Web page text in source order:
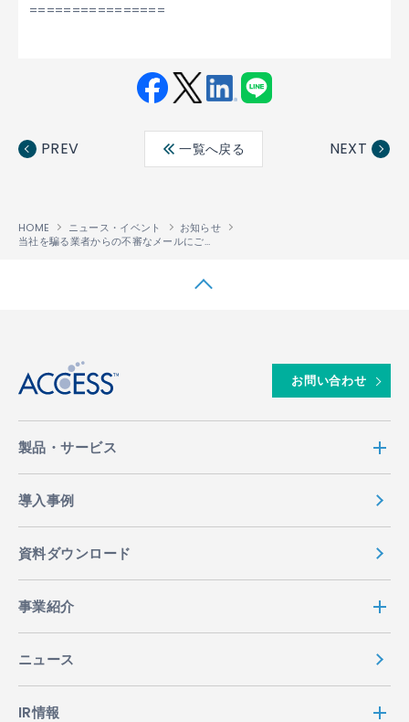
================
ebo ter
edin
PREV 一覧へ戻る NEXT
HOME ニュース・イベント
お知らせ
当社を騙る業者からの不審なメールにご注意ください
お問い合わせ
製品・サービス
導入事例
資料ダウンロード
事業紹介
ニュース
IR情報